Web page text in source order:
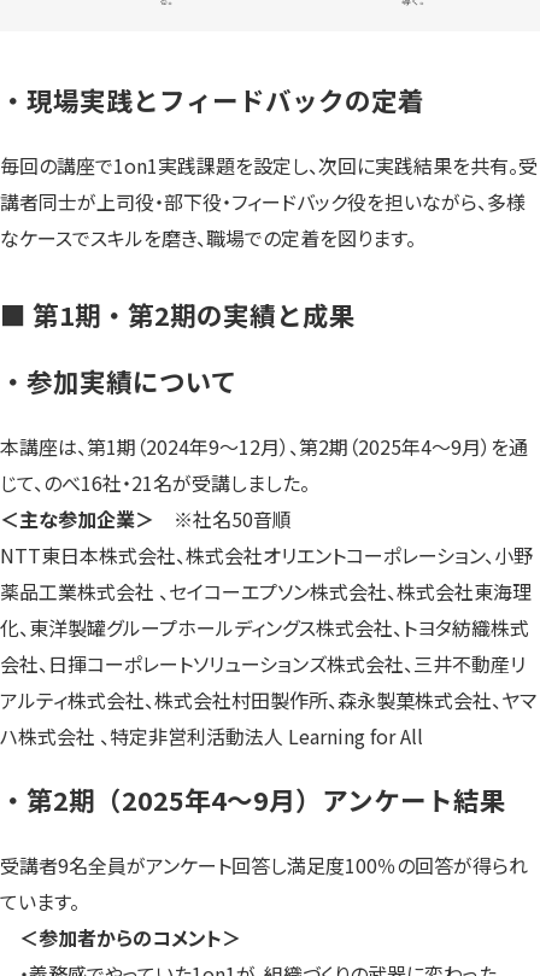
・現場実践とフィードバックの定着
毎回の講座で1on1実践課題を設定し、次回に実践結果を共有。受
講者同士が上司役・部下役・フィードバック役を担いながら、多様
なケースでスキルを磨き、職場での定着を図ります。
■ 第1期・第2期の実績と成果
・参加実績について
本講座は、第1期（2024年9〜12月）、第2期（2025年4〜9月）を通
じて、のべ16社・21名が受講しました。
＜主な参加企業＞ ※社名50音順
NTT東日本株式会社、株式会社オリエントコーポレーション、小野
薬品工業株式会社 、セイコーエプソン株式会社、株式会社東海理
化、東洋製罐グループホールディングス株式会社、トヨタ紡織株式
会社、日揮コーポレートソリューションズ株式会社、三井不動産リ
アルティ株式会社、株式会社村田製作所、森永製菓株式会社、ヤマ
ハ株式会社 、特定非営利活動法人 Learning for All
・第2期（2025年4〜9月）アンケート結果
受講者9名全員がアンケート回答し満足度100％の回答が得られ
ています。
＜参加者からのコメント＞